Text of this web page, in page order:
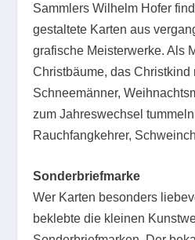
Sammlers Wilhelm Hofer
gestaltete Karten aus
grafische Meisterwerke. Als
Christbäume, das Christkind
Schneemänner,
zum Jahreswechsel
Rauchfangkehrer,
Sonderbriefmarke
Wer Karten besonders
beklebte die kleinen